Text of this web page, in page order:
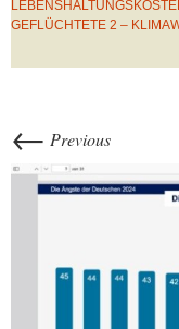
GEFLÜCHTETE 2 –
← Previous